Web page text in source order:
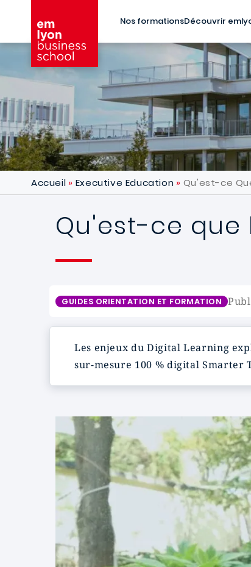
Nos formationsDécouvrir
Accueil Executive Education Qu'est-ce
Qu'est-ce que
GUIDES ORIENTATION ET FORMATION
Les enjeux du Digital Learning
sur-mesure 100 % digital Smarter